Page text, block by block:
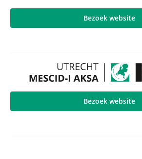
Bezoek website
Bezoek website